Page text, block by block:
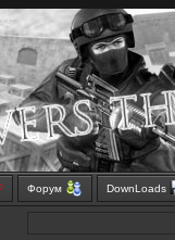
Форум DownLoads